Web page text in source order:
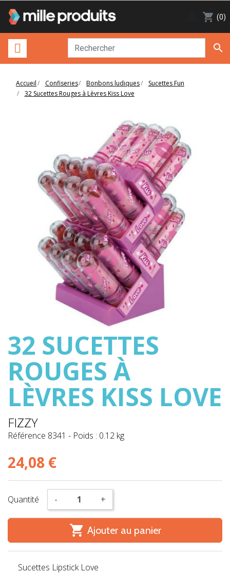
shopping_cart (0)

Accueil Confiseries Bonbons ludiques
Sucettes Fun
32 Sucettes Rouges à Lèvres Kiss Love
32 SUCETTES
ROUGES À
LÈVRES KISS LOVE
FIZZY
Référence 8341 - Poids : 0.12 kg
24,08 €
Quantité - +
 Ajouter au panier
Sucettes Lipstick Love